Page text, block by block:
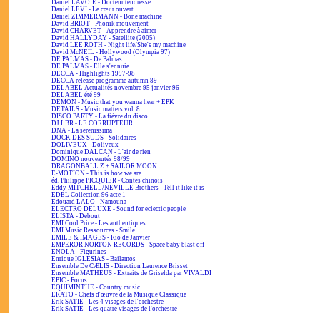
Daniel LAVOIE - Docteur tendresse
Daniel LEVI - Le cœur ouvert
Daniel ZIMMERMANN - Bone machine
David BRIOT - Phonik mouvement
David CHARVET - Apprendre à aimer
David HALLYDAY - Satellite (2005)
David LEE ROTH - Night life/She's my machine
David McNEIL - Hollywood (Olympia 97)
DE PALMAS - De Palmas
DE PALMAS - Elle s'ennuie
DECCA - Highlights 1997-98
DECCA release programme autumn 89
DELABEL Actualités novembre 95 janvier 96
DELABEL été 99
DEMON - Music that you wanna hear + EPK
DETAILS - Music matters vol. 8
DISCO PARTY - La fièvre du disco
DJ LBR - LE CORRUPTEUR
DNA - La serenissima
DOCK DES SUDS - Solidaires
DOLIVEUX - Doliveux
Dominique DALCAN - L'air de rien
DOMINO nouveautés 98/99
DRAGONBALL Z + SAILOR MOON
E-MOTION - This is how we are
éd. Philippe PICQUIER - Contes chinois
Eddy MITCHELL/NEVILLE Brothers - Tell it like it is
EDEL Collection 96 acte 1
Edouard LALO - Namouna
ELECTRO DELUXE - Sound for eclectic people
ELISTA - Debout
EMI Cool Price - Les authentiques
EMI Music Ressources - Smile
EMILE & IMAGES - Rio de Janvier
EMPEROR NORTON RECORDS - Space baby blast off
ENOLA - Figurines
Enrique IGLESIAS - Bailamos
Ensemble De CÆLIS - Direction Laurence Brisset
Ensemble MATHEUS - Extraits de Griselda par VIVALDI
EPIC - Focus
EQUIMINTHE - Country music
ERATO - Chefs d'œuvre de la Musique Classique
Erik SATIE - Les 4 visages de l'orchestre
Erik SATIE - Les quatre visages de l'orchestre